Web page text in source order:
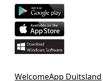
WelcomeApp Duitsland